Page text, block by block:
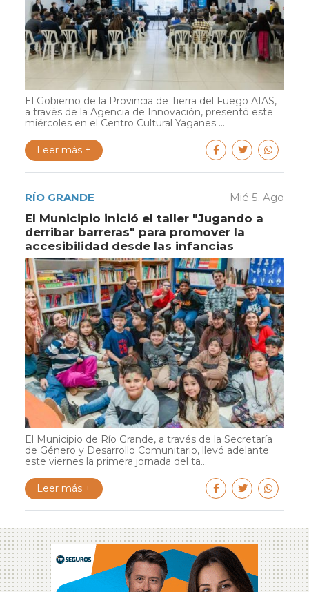
El Gobierno de la Provincia de Tierra del Fuego AIAS,
a través de la Agencia de Innovación, presentó este
miércoles en el Centro Cultural Yaganes ...
Leer más +
RÍO GRANDE Mié 5. Ago
El Municipio inició el taller "Jugando a
derribar barreras" para promover la
accesibilidad desde las infancias
El Municipio de Río Grande, a través de la Secretaría
de Género y Desarrollo Comunitario, llevó adelante
este viernes la primera jornada del ta...
Leer más +